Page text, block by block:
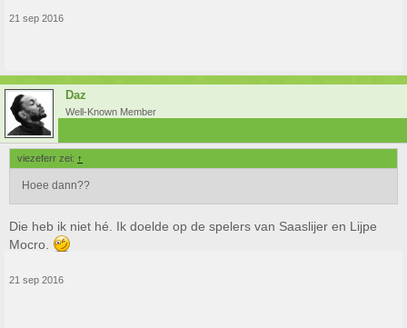
21 sep 2016
Daz
Well-Known Member
viezeferr zei: ↑
Hoee dann??
Die heb ik niet hé. Ik doelde op de spelers van Saaslijer en Lijpe
Mocro.
21 sep 2016